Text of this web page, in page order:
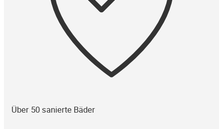
Über 50 sanierte Bäder